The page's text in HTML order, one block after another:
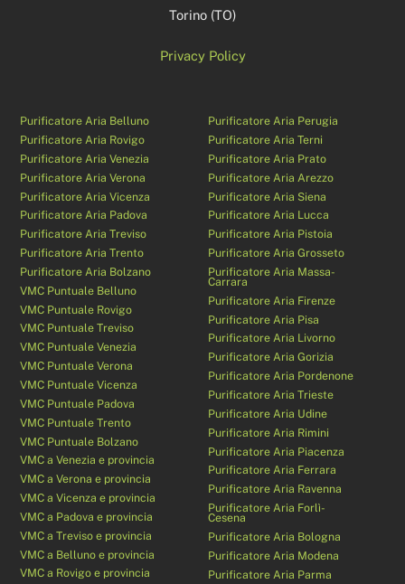
Torino (TO)
Privacy Policy
Purificatore Aria Belluno
Purificatore Aria Rovigo
Purificatore Aria Venezia
Purificatore Aria Verona
Purificatore Aria Vicenza
Purificatore Aria Padova
Purificatore Aria Treviso
Purificatore Aria Trento
Purificatore Aria Bolzano
VMC Puntuale Belluno
VMC Puntuale Rovigo
VMC Puntuale Treviso
VMC Puntuale Venezia
VMC Puntuale Verona
VMC Puntuale Vicenza
VMC Puntuale Padova
VMC Puntuale Trento
VMC Puntuale Bolzano
VMC a Venezia e provincia
VMC a Verona e provincia
VMC a Vicenza e provincia
VMC a Padova e provincia
VMC a Treviso e provincia
VMC a Belluno e provincia
VMC a Rovigo e provincia
Purificatore Aria Perugia
Purificatore Aria Terni
Purificatore Aria Prato
Purificatore Aria Arezzo
Purificatore Aria Siena
Purificatore Aria Lucca
Purificatore Aria Pistoia
Purificatore Aria Grosseto
Purificatore Aria Massa-
Carrara
Purificatore Aria Firenze
Purificatore Aria Pisa
Purificatore Aria Livorno
Purificatore Aria Gorizia
Purificatore Aria Pordenone
Purificatore Aria Trieste
Purificatore Aria Udine
Purificatore Aria Rimini
Purificatore Aria Piacenza
Purificatore Aria Ferrara
Purificatore Aria Ravenna
Purificatore Aria Forlì-
Cesena
Purificatore Aria Bologna
Purificatore Aria Modena
Purificatore Aria Parma